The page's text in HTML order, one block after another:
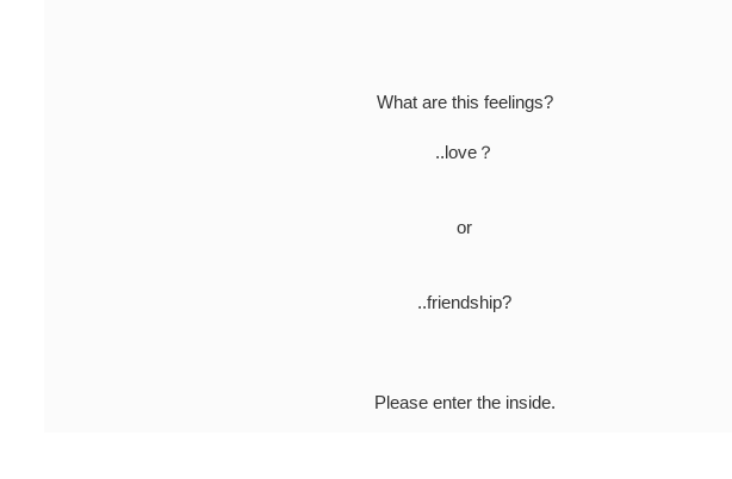
What are this feelings?
..love？
or
..friendship?
Please enter the inside.